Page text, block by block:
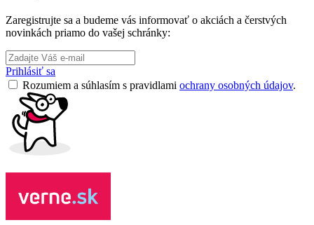
Zaregistrujte sa a budeme vás informovať o akciách a čerstvých
novinkách priamo do vašej schránky:
Prihlásiť sa
Rozumiem a súhlasím s pravidlami ochrany osobných údajov.